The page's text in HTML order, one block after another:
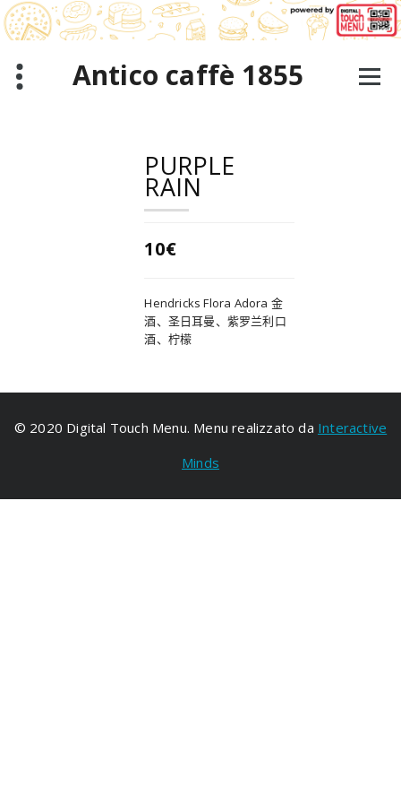
跳
至
正
Antico caffè 1855
PURPLE
RAIN
10€
Hendricks Flora Adora 金
酒、圣日耳曼、紫罗兰利口
酒、柠檬
© 2020 Digital Touch Menu. Menu realizzato da Interactive
Minds